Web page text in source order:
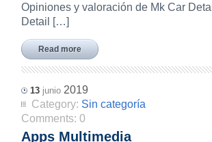
Opiniones y valoración de Mk Car
Detail […]
Read more
13 junio 2019
Category: Sin categoría
Comments:0
Apps Multimedia